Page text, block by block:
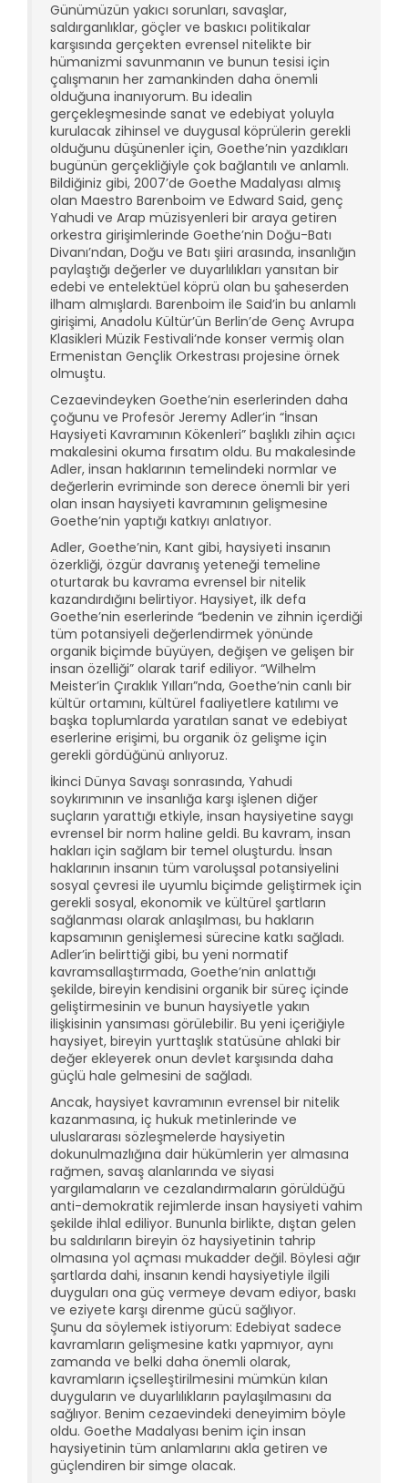
Günümüzün yakıcı sorunları, savaşlar,
saldırganlıklar, göçler ve baskıcı politikalar
karşısında gerçekten evrensel nitelikte bir
hümanizmi savunmanın ve bunun tesisi için
çalışmanın her zamankinden daha önemli
olduğuna inanıyorum. Bu idealin
gerçekleşmesinde sanat ve edebiyat yoluyla
kurulacak zihinsel ve duygusal köprülerin gerekli
olduğunu düşünenler için, Goethe’nin yazdıkları
bugünün gerçekliğiyle çok bağlantılı ve anlamlı.
Bildiğiniz gibi, 2007’de Goethe Madalyası almış
olan Maestro Barenboim ve Edward Said, genç
Yahudi ve Arap müzisyenleri bir araya getiren
orkestra girişimlerinde Goethe’nin Doğu-Batı
Divanı’ndan, Doğu ve Batı şiiri arasında, insanlığın
paylaştığı değerler ve duyarlılıkları yansıtan bir
edebi ve entelektüel köprü olan bu şaheserden
ilham almışlardı. Barenboim ile Said’in bu anlamlı
girişimi, Anadolu Kültür’ün Berlin’de Genç Avrupa
Klasikleri Müzik Festivali’nde konser vermiş olan
Ermenistan Gençlik Orkestrası projesine örnek
olmuştu.
Cezaevindeyken Goethe’nin eserlerinden daha
çoğunu ve Profesör Jeremy Adler’in “İnsan
Haysiyeti Kavramının Kökenleri” başlıklı zihin açıcı
makalesini okuma fırsatım oldu. Bu makalesinde
Adler, insan haklarının temelindeki normlar ve
değerlerin evriminde son derece önemli bir yeri
olan insan haysiyeti kavramının gelişmesine
Goethe’nin yaptığı katkıyı anlatıyor.
Adler, Goethe’nin, Kant gibi, haysiyeti insanın
özerkliği, özgür davranış yeteneği temeline
oturtarak bu kavrama evrensel bir nitelik
kazandırdığını belirtiyor. Haysiyet, ilk defa
Goethe’nin eserlerinde “bedenin ve zihnin içerdiği
tüm potansiyeli değerlendirmek yönünde
organik biçimde büyüyen, değişen ve gelişen bir
insan özelliği” olarak tarif ediliyor. “Wilhelm
Meister’in Çıraklık Yılları”nda, Goethe’nin canlı bir
kültür ortamını, kültürel faaliyetlere katılımı ve
başka toplumlarda yaratılan sanat ve edebiyat
eserlerine erişimi, bu organik öz gelişme için
gerekli gördüğünü anlıyoruz.
İkinci Dünya Savaşı sonrasında, Yahudi
soykırımının ve insanlığa karşı işlenen diğer
suçların yarattığı etkiyle, insan haysiyetine saygı
evrensel bir norm haline geldi. Bu kavram, insan
hakları için sağlam bir temel oluşturdu. İnsan
haklarının insanın tüm varoluşsal potansiyelini
sosyal çevresi ile uyumlu biçimde geliştirmek için
gerekli sosyal, ekonomik ve kültürel şartların
sağlanması olarak anlaşılması, bu hakların
kapsamının genişlemesi sürecine katkı sağladı.
Adler’in belirttiği gibi, bu yeni normatif
kavramsallaştırmada, Goethe’nin anlattığı
şekilde, bireyin kendisini organik bir süreç içinde
geliştirmesinin ve bunun haysiyetle yakın
ilişkisinin yansıması görülebilir. Bu yeni içeriğiyle
haysiyet, bireyin yurttaşlık statüsüne ahlaki bir
değer ekleyerek onun devlet karşısında daha
güçlü hale gelmesini de sağladı.
Ancak, haysiyet kavramının evrensel bir nitelik
kazanmasına, iç hukuk metinlerinde ve
uluslararası sözleşmelerde haysiyetin
dokunulmazlığına dair hükümlerin yer almasına
rağmen, savaş alanlarında ve siyasi
yargılamaların ve cezalandırmaların görüldüğü
anti-demokratik rejimlerde insan haysiyeti vahim
şekilde ihlal ediliyor. Bununla birlikte, dıştan gelen
bu saldırıların bireyin öz haysiyetinin tahrip
olmasına yol açması mukadder değil. Böylesi ağır
şartlarda dahi, insanın kendi haysiyetiyle ilgili
duyguları ona güç vermeye devam ediyor, baskı
ve eziyete karşı direnme gücü sağlıyor.
Şunu da söylemek istiyorum: Edebiyat sadece
kavramların gelişmesine katkı yapmıyor, aynı
zamanda ve belki daha önemli olarak,
kavramların içselleştirilmesini mümkün kılan
duyguların ve duyarlılıkların paylaşılmasını da
sağlıyor. Benim cezaevindeki deneyimim böyle
oldu. Goethe Madalyası benim için insan
haysiyetinin tüm anlamlarını akla getiren ve
güçlendiren bir simge olacak.